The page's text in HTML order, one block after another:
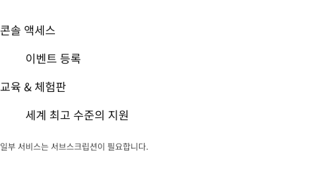
콘솔 액세스
이벤트 등록
교육 & 체험판
세계 최고 수준의 지원
일부 서비스는 서브스크립션이 필요합니다.